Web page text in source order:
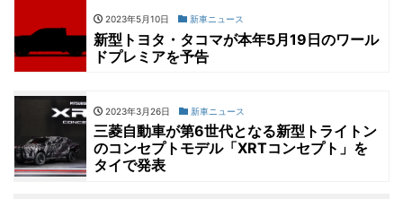
2023年5月10日 新車ニュース
新型トヨタ・タコマが本年5月19日のワール
ドプレミアを予告
2023年3月26日 新車ニュース
三菱自動車が第6世代となる新型トライトン
のコンセプトモデル「XRTコンセプト」を
タイで発表